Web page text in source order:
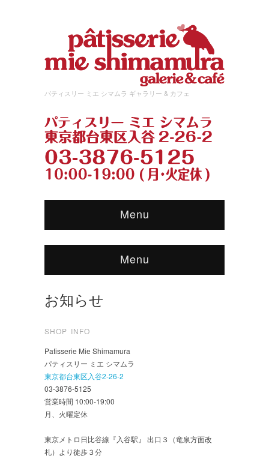
パティスリー ミエ シマムラ ギャラリー & カフェ
Menu
Menu
お知らせ
SHOP INFO
Patisserie Mie Shimamura
パティスリー ミエ シマムラ
東京都台東区入谷2-26-2
03-3876-5125
営業時間 10:00-19:00
月、火曜定休
東京メトロ日比谷線『入谷駅』 出口３（竜泉方面改
札）より徒歩３分